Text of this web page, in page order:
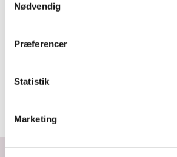
Nødvendig
Præferencer
Statistik
Marketing
Tjek din lønseddel